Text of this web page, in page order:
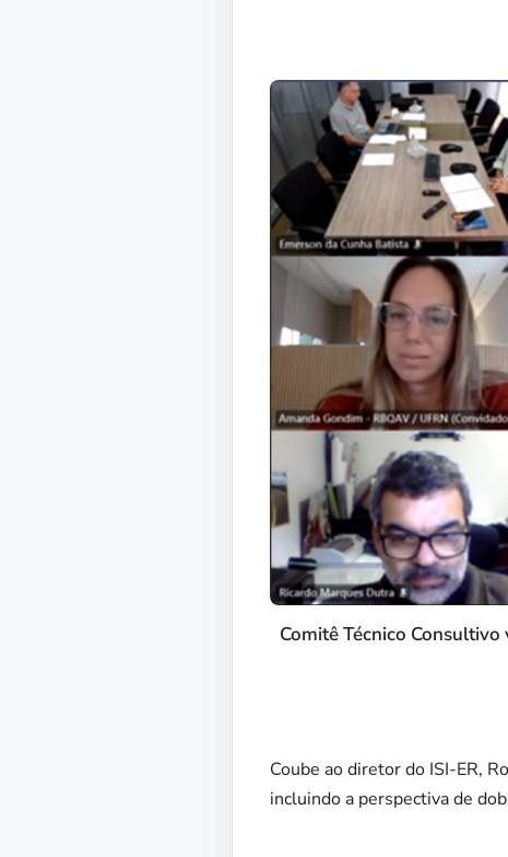
Comitê Técnico
Coube ao diretor do ISI-ER,
incluindo a perspectiva de